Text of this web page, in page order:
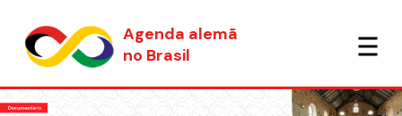
Agenda alemã
no Brasil